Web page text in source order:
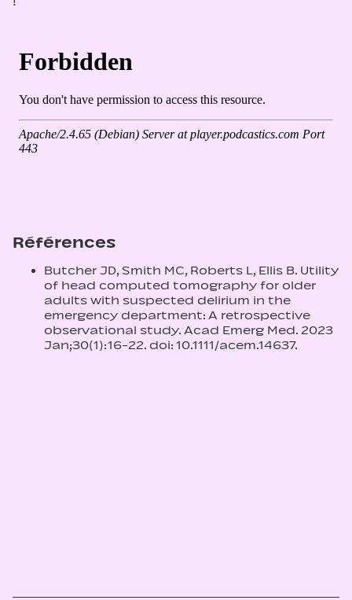
Références
Butcher JD, Smith MC, Roberts L, Ellis B. Utility
of head computed tomography for older
adults with suspected delirium in the
emergency department: A retrospective
observational study. Acad Emerg Med. 2023
Jan;30(1):16-22. doi: 10.1111/acem.14637.